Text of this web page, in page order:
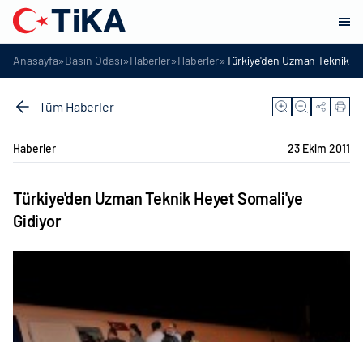
Anasayfa»Basın Odası»Haberler»Haberler»Türkiye'den Uzman Teknik
Tüm Haberler
Haberler 23 Ekim 2011
Türkiye'den Uzman Teknik Heyet Somali'ye
Gidiyor